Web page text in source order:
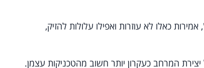
כאלו לא עוזרות ואפילו עלולות להזיק,